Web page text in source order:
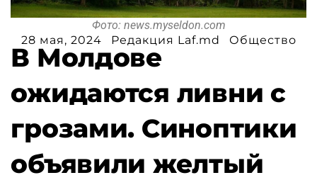
Фото: news.myseldon.com
28 мая, 2024
Редакция Laf.md Общество
В Молдове
ожидаются ливни с
грозами. Синоптики
объявили желтый